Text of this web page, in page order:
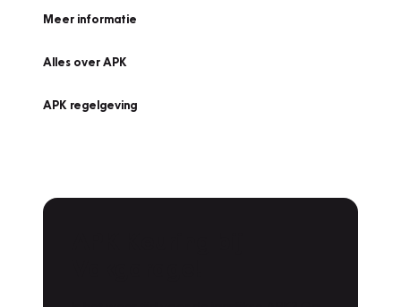
Meer informatie
Alles over APK
APK regelgeving